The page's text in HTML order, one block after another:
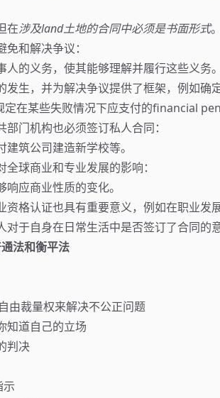
在涉及land土地的合同中必须是书面形式。
和解决争议：
的义务，使其能够理解并履行这些义务。
发生，并为解决争议提供了框架，例如
在某些失败情况下应支付的financial
门机构也必须签订私人合同：
筑公司建造新学校等。
球商业和专业发展的影响：
应商业性质的变化。
格认证也具有重要意义，例如在职业发
于自身在日常生活中是否签订了合同的意
法和衡平法
由裁量权来解决不公正问题
道自己的立场
判决